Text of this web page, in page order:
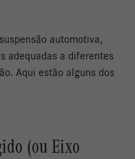
automotiva,
adequadas a diferentes
Aqui estão alguns dos
(ou Eixo